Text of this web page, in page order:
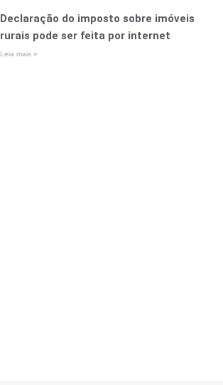
Declaração do imposto sobre imóveis
rurais pode ser feita por internet
Leia mais »